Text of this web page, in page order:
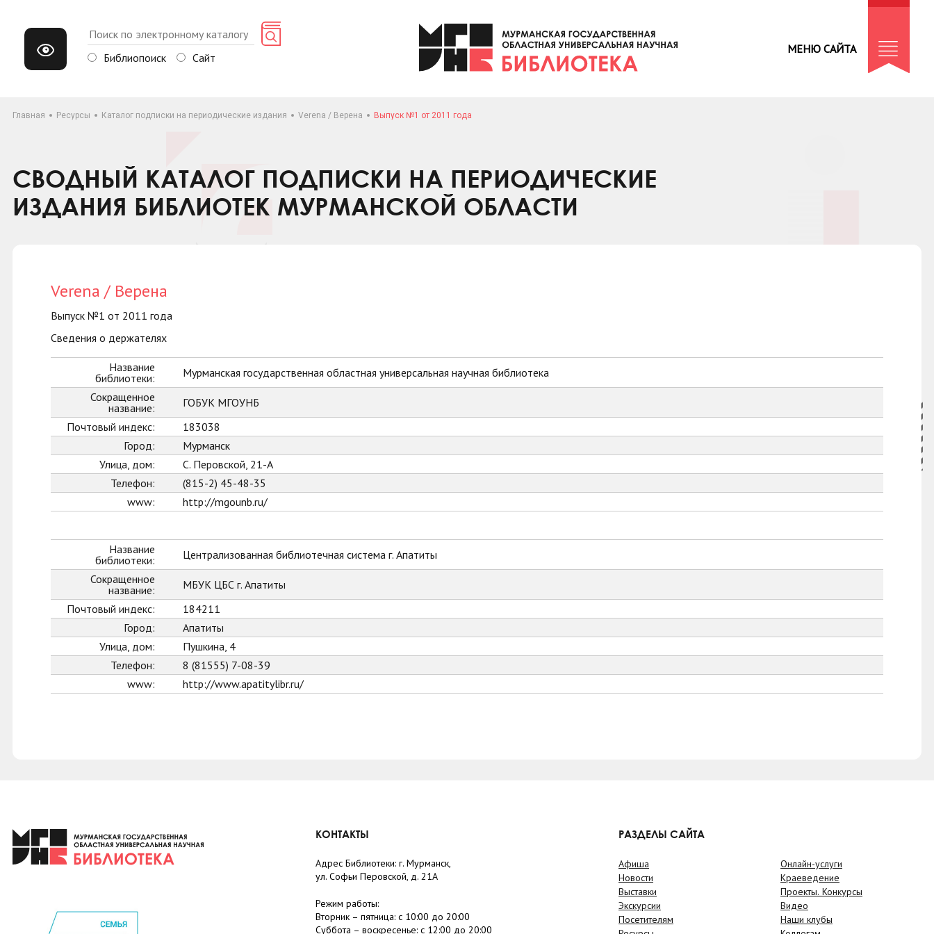
Библиопоиск Сайт
МЕНЮ САЙТА
Главная Ресурсы Каталог подписки на периодические издания Verena / Верена Выпуск №1 от 2011 года
СВОДНЫЙ КАТАЛОГ ПОДПИСКИ НА ПЕРИОДИЧЕСКИЕ
ИЗДАНИЯ БИБЛИОТЕК МУРМАНСКОЙ ОБЛАСТИ
Verena / Верена
Выпуск №1 от 2011 года
Сведения о держателях
Название
библиотеки:
Мурманская государственная областная универсальная научная библиотека
Сокращенное
название:
ГОБУК МГОУНБ
Почтовый индекс:
183038
Город:
Мурманск
Улица, дом:
С. Перовской, 21-А
Телефон:
(815-2) 45-48-35
www:
http://mgounb.ru/
Название
библиотеки:
Централизованная библиотечная система г. Апатиты
Сокращенное
название:
МБУК ЦБС г. Апатиты
Почтовый индекс:
184211
Город:
Апатиты
Улица, дом:
Пушкина, 4
Телефон:
8 (81555) 7-08-39
www:
http://www.apatitylibr.ru/
КОНТАКТЫ
Адрес Библиотеки: г. Мурманск,
ул. Софьи Перовской, д. 21А
Режим работы:
Вторник – пятница: с 10:00 до 20:00
Суббота – воскресенье: c 12:00 до 20:00
РАЗДЕЛЫ САЙТА
Афиша
Новости
Выставки
Экскурсии
Посетителям
Онлайн-услуги
Краеведение
Проекты. Конкурсы
Видео
Наши клубы